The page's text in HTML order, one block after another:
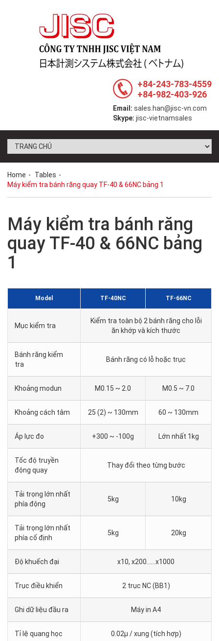
+84-243-783-4559
+84-982-403-926
Email: sales.han@jisc-vn.com
Skype: jisc-vietnamsales
Home
Tables
Máy kiểm tra bánh răng quay TF-40 & 66NC bảng 1
Máy kiểm tra bánh răng
quay TF-40 & 66NC bảng
1
Model TF-40NC TF-66NC
Mục kiểm tra
Kiểm tra toàn bộ 2 bánh răng cho lỗi
ăn khớp và kích thước
Bánh răng kiểm
tra
Bánh răng có lỗ hoặc trục
Khoảng modun M0.15 ~ 2.0 M0.5 ~ 7.0
Khoảng cách tâm 25 (2) ~ 130mm 60 ~ 130mm
Áp lực đo +300 ~ -100g Lớn nhất 1kg
Tốc độ truyền
động quay
Thay đổi theo từng bước
Tải trọng lớn nhất
phía động
5kg 10kg
Tải trọng lớn nhất
phía cố định
5kg 20kg
Độ khuếch đại x10, x200......x1000
Trục điều khiển 2 trục NC (BB1)
Ghi dữ liệu đầu ra Máy in A4
Tỉ lệ quang học 0.02μ / xung (tích hợp)